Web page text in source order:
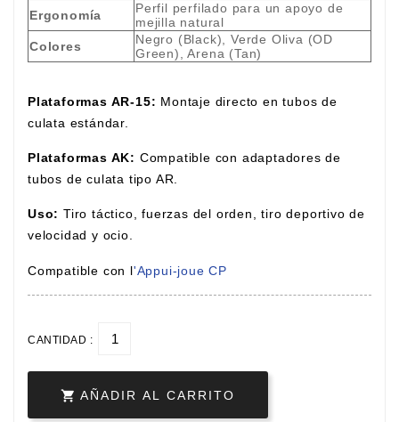
Ergonomía
Perfil perfilado para un apoyo de
mejilla natural
Colores
Negro (Black), Verde Oliva (OD
Green), Arena (Tan)
Plataformas AR-15: Montaje directo en tubos de
culata estándar.
Plataformas AK: Compatible con adaptadores de
tubos de culata tipo AR.
Uso: Tiro táctico, fuerzas del orden, tiro deportivo de
velocidad y ocio.
Compatible con l'Appui-joue CP
CANTIDAD :
 AÑADIR AL CARRITO